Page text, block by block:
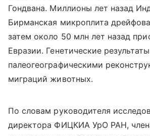
Гондвана. Миллионы лет назад
Бирманская микроплита
затем около 50 млн лет назад
Евразии. Генетические
палеогеографическими
миграций животных.
По словам руководителя
директора ФИЦКИА УрО РАН,